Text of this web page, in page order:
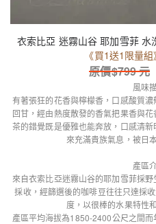
衣索比亞 迷霧山谷 耶加雪菲 水
《買1送1限量
原價$799元
風味
有著張狂的花香與檸檬香，口感酸質
回甘，經由熱度散發的香氣把果香與
茶的錯覺既是優雅也能奔放，口感清
來充滿貴族氣息，被日
產區
來自衣索比亞迷霧山谷的耶加雪菲採
採收，經篩選後的咖啡豆往往只達採
度，以很棒的水果特性
產區平均海拔為1850-2400公尺之間